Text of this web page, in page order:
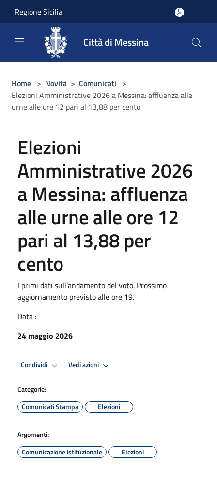
Regione Sicilia
Città di Messina
Home > Novità > Comunicati >
Elezioni Amministrative 2026 a Messina: affluenza alle
urne alle ore 12 pari al 13,88 per cento
Elezioni
Amministrative 2026
a Messina: affluenza
alle urne alle ore 12
pari al 13,88 per
cento
I primi dati sull’andamento del voto. Prossimo
aggiornamento previsto alle ore 19.
Data :
24 maggio 2026
Condividi Vedi azioni
Categorie:
Comunicati Stampa
Elezioni
Argomenti:
Comunicazione istituzionale
Elezioni